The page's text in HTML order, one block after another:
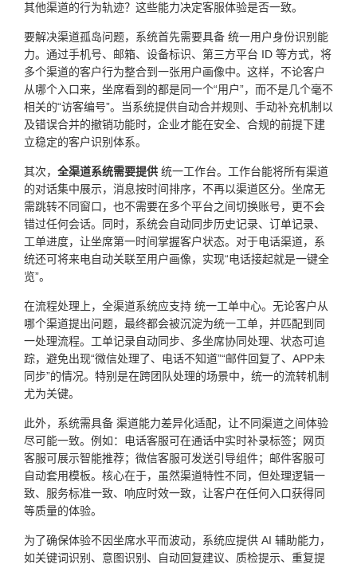
其他渠道的行为轨迹？这些能力决定客服体验是否一致。
要解决渠道孤岛问题，系统首先需要具备 统一用户身份识别能
力。通过手机号、邮箱、设备标识、第三方平台 ID 等方式，将
多个渠道的客户行为整合到一张用户画像中。这样，不论客户
从哪个入口来，坐席看到的都是同一个“用户”，而不是几个毫不
相关的“访客编号”。当系统提供自动合并规则、手动补充机制以
及错误合并的撤销功能时，企业才能在安全、合规的前提下建
立稳定的客户识别体系。
其次， 全渠道系统需要提供 统一工作台。工作台能将所有渠道
的对话集中展示，消息按时间排序，不再以渠道区分。坐席无
需跳转不同窗口，也不需要在多个平台之间切换账号，更不会
错过任何会话。同时，系统会自动同步历史记录、订单记录、
工单进度，让坐席第一时间掌握客户状态。对于电话渠道，系
统还可将来电自动关联至用户画像，实现“电话接起就是一键全
览”。
在流程处理上，全渠道系统应支持 统一工单中心。无论客户从
哪个渠道提出问题，最终都会被沉淀为统一工单，并匹配到同
一处理流程。工单记录自动同步、多坐席协同处理、状态可追
踪，避免出现“微信处理了、电话不知道”“邮件回复了、APP未
同步”的情况。特别是在跨团队处理的场景中，统一的流转机制
尤为关键。
此外，系统需具备 渠道能力差异化适配，让不同渠道之间体验
尽可能一致。例如：电话客服可在通话中实时补录标签；网页
客服可展示智能推荐；微信客服可发送引导组件；邮件客服可
自动套用模板。核心在于，虽然渠道特性不同，但处理逻辑一
致、服务标准一致、响应时效一致，让客户在任何入口获得同
等质量的体验。
为了确保体验不因坐席水平而波动，系统应提供 AI 辅助能力，
如关键词识别、意图识别、自动回复建议、质检提示、重复提